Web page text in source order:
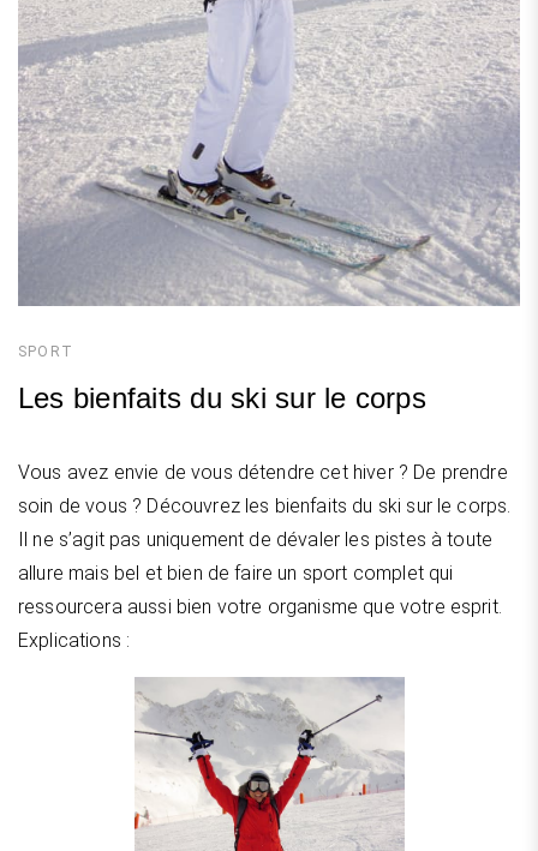
SPORT
Les bienfaits du ski sur le corps
Vous avez envie de vous détendre cet hiver ? De prendre
soin de vous ? Découvrez les bienfaits du ski sur le corps.
Il ne s’agit pas uniquement de dévaler les pistes à toute
allure mais bel et bien de faire un sport complet qui
ressourcera aussi bien votre organisme que votre esprit.
Explications :